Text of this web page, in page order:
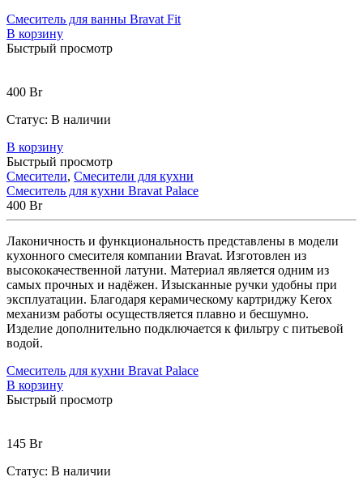
Смеситель для ванны Bravat Fit
В корзину
Быстрый просмотр
400 Br
Статус: В наличии
В корзину
Быстрый просмотр
Смесители, Смесители для кухни
Смеситель для кухни Bravat Palace
400 Br
Лаконичность и функциональность представлены в модели
кухонного смесителя компании Bravat. Изготовлен из
высококачественной латуни. Материал является одним из
самых прочных и надёжен. Изысканные ручки удобны при
эксплуатации. Благодаря керамическому картриджу Kerox
механизм работы осуществляется плавно и бесшумно.
Изделие дополнительно подключается к фильтру с питьевой
водой.
Смеситель для кухни Bravat Palace
В корзину
Быстрый просмотр
145 Br
Статус: В наличии